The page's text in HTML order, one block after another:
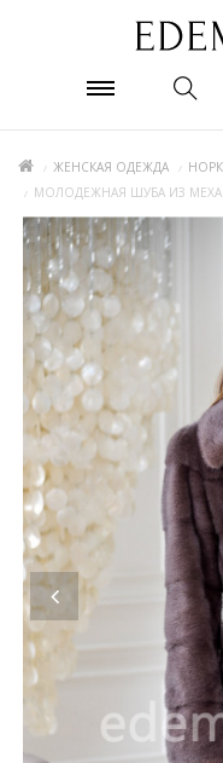
ЖЕНСКАЯ ОДЕЖДА
МОЛОДЕЖНАЯ ШУБА ИЗ